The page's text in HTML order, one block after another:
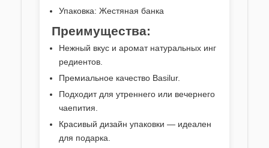
Упаковка: Жестяная банка
Преимущества:
Нежный вкус и аромат натуральных инг
редиентов.
Премиальное качество Basilur.
Подходит для утреннего или вечернего
чаепития.
Красивый дизайн упаковки — идеален
для подарка.